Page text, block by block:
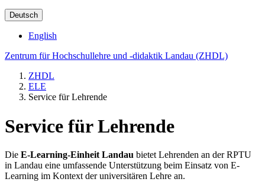
Deutsch
English
Zentrum für Hochschullehre und -didaktik Landau (ZHDL)
ZHDL
ELE
Service für Lehrende
Service für Lehrende
Die E-Learning-Einheit Landau bietet Lehrenden an der RPTU
in Landau eine umfassende Unterstützung beim Einsatz von E-
Learning im Kontext der universitären Lehre an.